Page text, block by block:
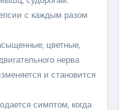
с каждым разом
цветные,
нерва
и становится
симптом, когда